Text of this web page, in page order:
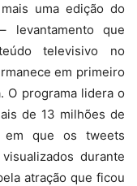
uma edição do
levantamento que
televisivo no
em primeiro
O programa lidera o
de 13 milhões de
em que os tweets
durante
atração que ficou